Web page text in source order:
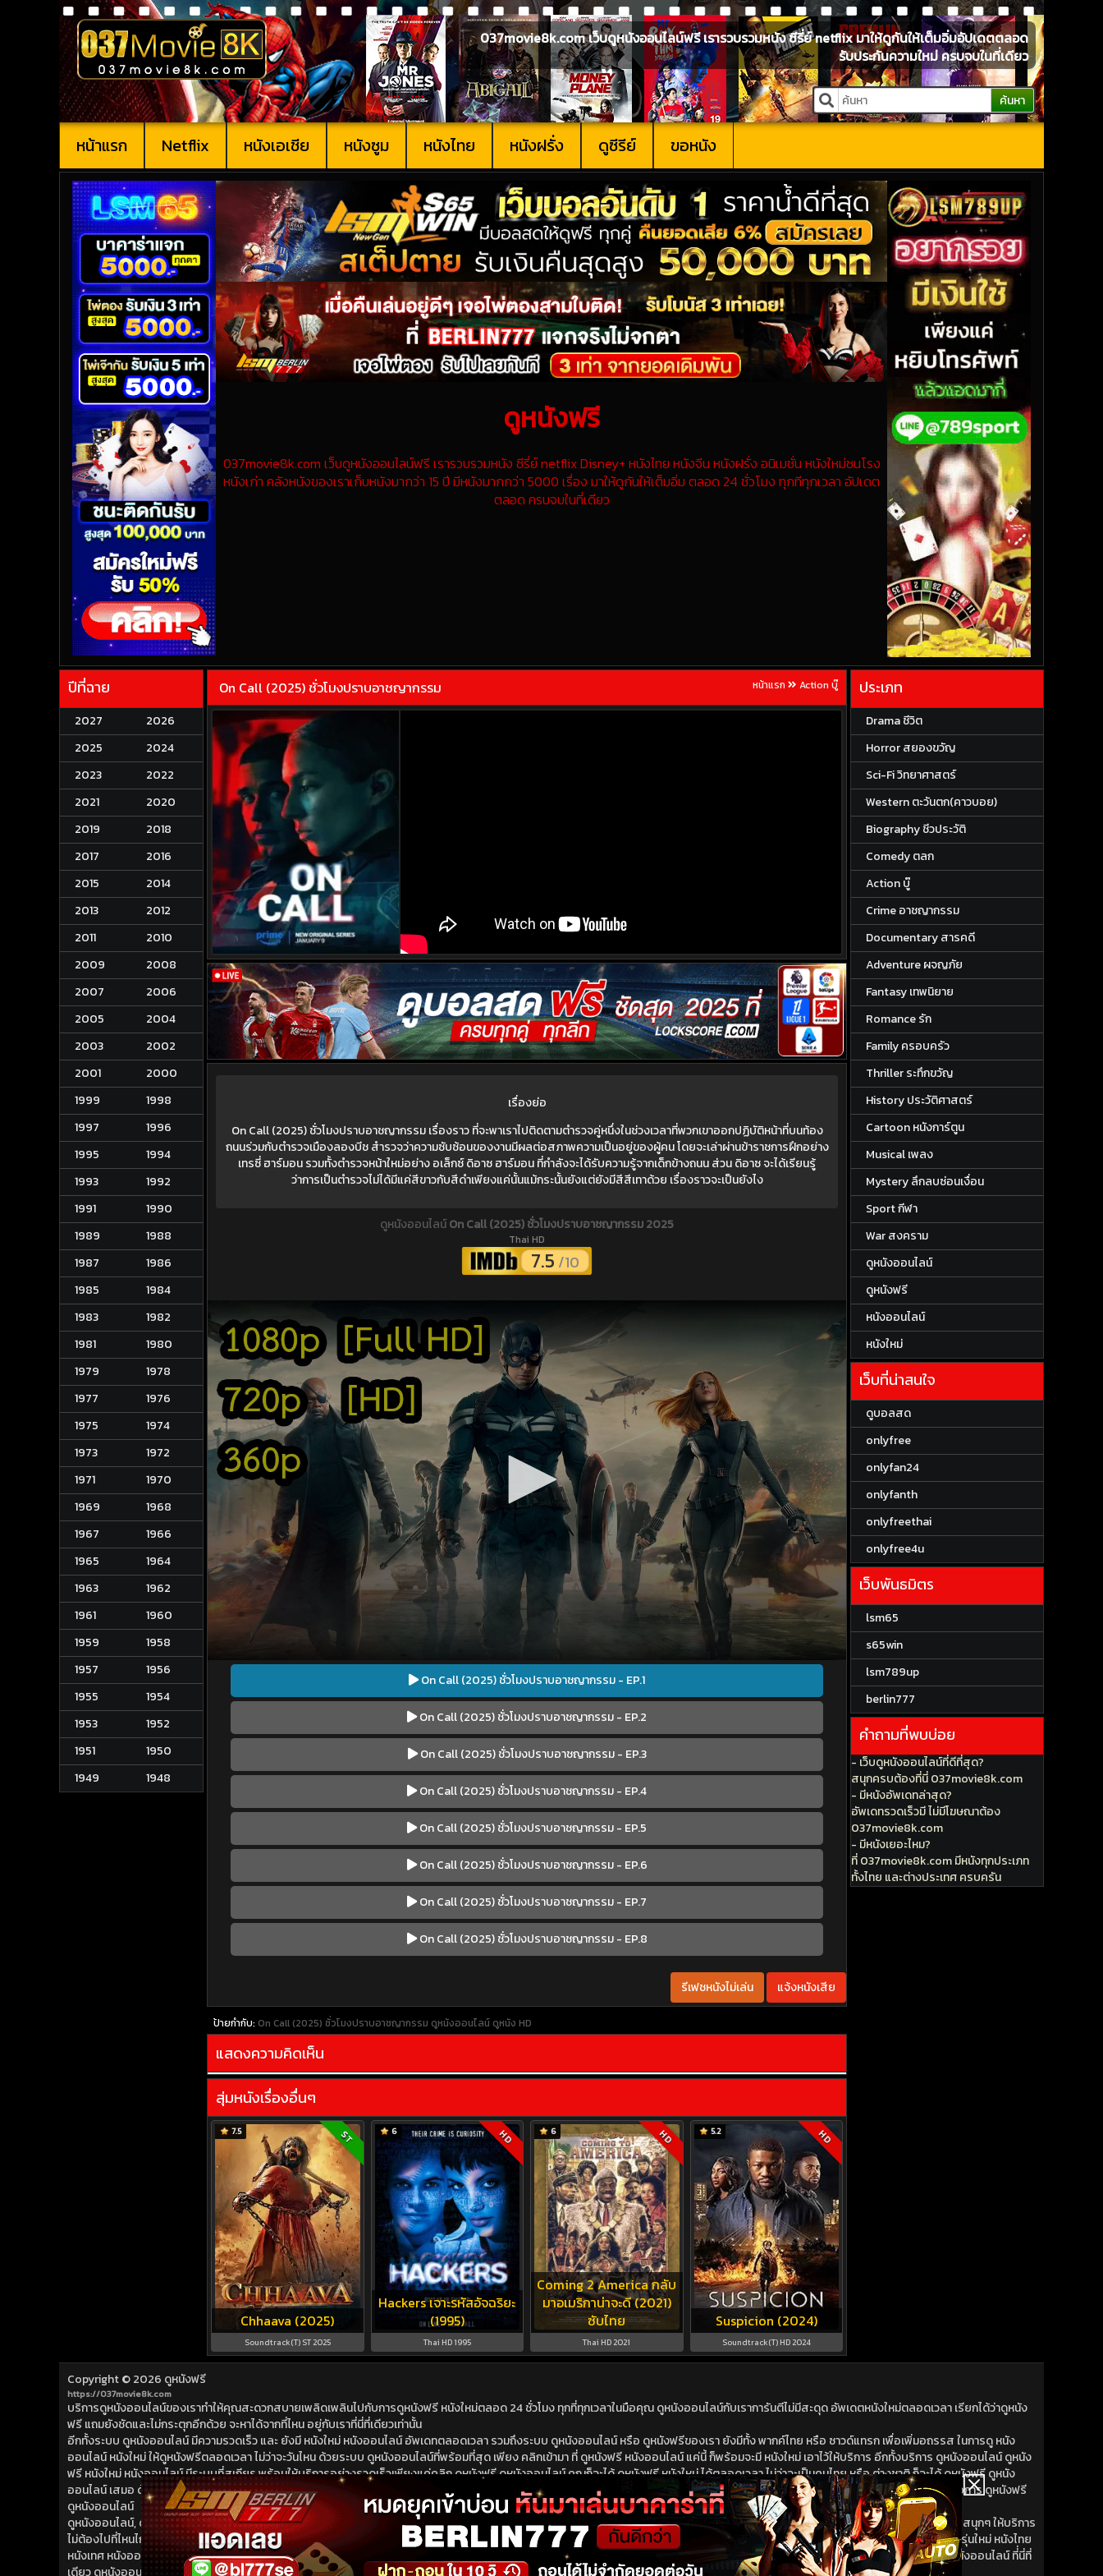
037movie8k.com เว็บดูหนังออนไลน์ฟรี เรารวบรวมหนัง ซีรี่ย์ netflix มาให้ดูกันให้เต็มอิ่มอัปเดตตลอด
รับประกันความใหม่ ครบจบในที่เดียว
ค้นหา
หน้าแรก Netflix หนังเอเชีย หนังซูม หนังไทย หนังฝรั่ง ดูซีรีย์ ขอหนัง
ดูหนังฟรี
037movie8k.com เว็บดูหนังออนไลน์ฟรี เรารวบรวมหนัง ซีรี่ย์ netflix Disney+ หนังไทย หนังจีน หนังฝรั่ง อนิเมชั่น หนังใหม่ชนโรง
หนังเก่า คลังหนังของเราเก็บหนังมากว่า 15 ปี มีหนังมากกว่า 5000 เรื่อง มาให้ดูกันให้เต็มอิ่ม ตลอด 24 ชั่วโมง ทุกทีทุกเวลา อัปเดต
ตลอด ครบจบในที่เดียว
ปีที่ฉาย
2027
2026
2025
2024
2023
2022
2021
2020
2019
2018
2017
2016
2015
2014
2013
2012
2011
2010
2009
2008
2007
2006
2005
2004
2003
2002
2001
2000
1999
1998
1997
1996
1995
1994
1993
1992
1991
1990
1989
1988
1987
1986
1985
1984
1983
1982
1981
1980
1979
1978
1977
1976
1975
1974
1973
1972
1971
1970
1969
1968
1967
1966
1965
1964
1963
1962
1961
1960
1959
1958
1957
1956
1955
1954
1953
1952
1951
1950
1949
1948
On Call (2025) ชั่วโมงปราบอาชญากรรม หน้าแรก Action บู๊
เรื่องย่อ
On Call (2025) ชั่วโมงปราบอาชญากรรม เรื่องราว ที่จะพาเราไปติดตามตำรวจคู่หนึ่งในช่วงเวลาที่พวกเขาออกปฏิบัติหน้าที่บนท้อง
ถนนร่วมกับตำรวจเมืองลองบีช สำรวจว่าความซับซ้อนของงานมีผลต่อสภาพความเป็นอยู่ของผู้คน โดยจะเล่าผ่านข้าราชการฝึกอย่าง
เทรซี่ ฮาร์มอน รวมทั้งตำรวจหน้าใหม่อย่าง อเล็กซ์ ดิอาซ ฮาร์มอน ที่กำลังจะได้รับความรู้จากเด็กข้างถนน ส่วน ดิอาซ จะได้เรียนรู้
ว่าการเป็นตำรวจไม่ได้มีแค่สีขาวกับสีดำเพียงแค่นั้นแม้กระนั้นยังแต่ยังมีสีสีเทาด้วย เรื่องราวจะเป็นยังไง
ดูหนังออนไลน์On Call (2025) ชั่วโมงปราบอาชญากรรม 2025
Thai HD
7.5 /10
On Call (2025) ชั่วโมงปราบอาชญากรรม - EP.1
On Call (2025) ชั่วโมงปราบอาชญากรรม - EP.2
On Call (2025) ชั่วโมงปราบอาชญากรรม - EP.3
On Call (2025) ชั่วโมงปราบอาชญากรรม - EP.4
On Call (2025) ชั่วโมงปราบอาชญากรรม - EP.5
On Call (2025) ชั่วโมงปราบอาชญากรรม - EP.6
On Call (2025) ชั่วโมงปราบอาชญากรรม - EP.7
On Call (2025) ชั่วโมงปราบอาชญากรรม - EP.8
รีเฟชหนังไม่เล่น แจ้งหนังเสีย
ป้ายกำกับ: On Call (2025) ชั่วโมงปราบอาชญากรรม ดูหนังออนไลน์ ดูหนัง HD
แสดงความคิดเห็น
สุ่มหนังเรื่องอื่นๆ
Chhaava (2025)
7.5 ST
Soundtrack(T) ST 2025
Hackers เจาะรหัสอัจฉริยะ
(1995)
6 HD
Thai HD 1995
Coming 2 America กลับ
มาอเมริกาน่าจะดี (2021)
ซับไทย
6 HD
Thai HD 2021
Suspicion (2024)
5.2 HD
Soundtrack(T) HD 2024
ประเภท
Drama ชีวิต
Horror สยองขวัญ
Sci-Fi วิทยาศาสตร์
Western ตะวันตก(คาวบอย)
Biography ชีวประวัติ
Comedy ตลก
Action บู๊
Crime อาชญากรรม
Documentary สารคดี
Adventure ผจญภัย
Fantasy เทพนิยาย
Romance รัก
Family ครอบครัว
Thriller ระทึกขวัญ
History ประวัติศาสตร์
Cartoon หนังการ์ตูน
Musical เพลง
Mystery ลึกลบซ่อนเงื่อน
Sport กีฬา
War สงคราม
ดูหนังออนไลน์
ดูหนังฟรี
หนังออนไลน์
หนังใหม่
เว็บที่น่าสนใจ
ดูบอลสด
onlyfree
onlyfan24
onlyfanth
onlyfreethai
onlyfree4u
เว็บพันธมิตร
lsm65
s65win
lsm789up
berlin777
คำถามที่พบบ่อย
- เว็บดูหนังออนไลน์ที่ดีที่สุด?
สนุกครบต้องที่นี่ 037movie8k.com
- มีหนังอัพเดทล่าสุด?
อัพเดทรวดเร็วมี ไม่มีโฆษณาต้อง
037movie8k.com
- มีหนังเยอะไหม?
ที่ 037movie8k.com มีหนังทุกประเภท
ทั้งไทย และต่างประเทศ ครบครัน
Copyright © 2026 ดูหนังฟรี
https://037movie8k.com
บริการดูหนังออนไลน์ของเราทำให้คุณสะดวกสบายเพลิดเพลินไปกับการดูหนังฟรี หนังใหม่ตลอด 24 ชั่วโมง ทุกที่ทุกเวลาในมือคุณ ดูหนังออนไลน์กับเราการันตีไม่มีสะดุด อัพเดตหนังใหม่ตลอดเวลา เรียกได้ว่าดูหนัง
ฟรี แถมยังชัดและไม่กระตุกอีกด้วย จะหาได้จากที่ไหน อยู่กับเราที่นี่ที่เดียวเท่านั้น
อีกทั้งระบบ ดูหนังออนไลน์ มีความรวดเร็ว และ ยังมี หนังใหม่ หนังออนไลน์ อัพเดทตลอดเวลา รวมถึงระบบ ดูหนังออนไลน์ หรือ ดูหนังฟรีของเรา ยังมีทั้ง พากค์ไทย หรือ ซาวด์แทรก เพื่อเพิ่มอถรรส ในการดู หนัง
ออนไลน์ หนังใหม่ ให้ดูหนังฟรีตลอดเวลา ไม่ว่าจะวันไหน ด้วยระบบ ดูหนังออนไลน์ที่พร้อมที่สุด เพียง คลิกเข้ามา ที่ ดูหนังฟรี หนังออนไลน์ แค่นี้ ก็พร้อมจะมี หนังใหม่ เอาไว้ให้บริการ อีกทั้งบริการ ดูหนังออนไลน์ ดูหนัง
ฟรี หนังใหม่ หนังออนไลน์ มีระบบที่สเถียร พร้อมให้บริการอย่างรวดเร็วเพียงแค่คลิก ดูหนังฟรี ดูหนังออนไลน์ คุณก็จะได้ ดูหนังฟรี หนังใหม่ ได้ตลอดเวลา ไม่ว่าจะเป็นคนไทย หรือ ต่างชาติ ก็จะได้ ดูหนังฟรี ดูหนัง
ออนไลน์ เสมอ ด้วย หนังใหม่ ที่เราเพิ่มเข้ามาอย่างต่อเนื่อง ดูหนังฟรี ดูหนังออนไลน์ ไม่ต้องไปหาไหนไกล หนังใหม่ หนังออนไลน์ มาใหม่ชนโรง หรือ หนังใหม่ เพิ่งออก หนังออนไลน์ เราก็พร้อมจะน้าเสนอการ ดูหนังฟรี
ดูหนังออนไลน์
ดูหนังออนไลน์, ดูหนังฟรี, หนังออนไลน์, หนังใหม่ ดูชัดก่อนใคร ดูหนังออนไลน์ ดูหนังฟรี หนังออนไลน์ พร้อม หนังใหม่ ที่สามารถดูได้ 24 ชั่วโมง อัพเดทรวดเร็ว ทั้งหนังเก่า หนังใหม่ พร้อม หนังออนไลน์ สนุกๆ ให้บริการ
ไม่ต้องไปที่ไหนไกล ที่นี่ที่เดียว ดูหนังฟรี ดูหนังออนไลน์ สดใหม่ ไม่ซ้ำใคร รวดเร็วทันใจไม่มี โฆษณามาคั่นให้เสียอารมณ์ ดูหนังฟรี ที่นี่มี หนังออนไลน์ พร้อมให้ดู และ หนังใหม่ ที่ดู หนังออนไลน์ สำหรับคนรุ่นใหม่ หนังไทย
หนังเทศ หนังออนไลน์ ที่สามารถ ดูหนังฟรี ดูหนังออนไลน์ ได้จากระบบมือถือ และ หนังใหม่ ดูหนังออนไลน์ ได้จากทุกที่มีมีวันหยุด หนังออนไลน์ ที่ดีที่สุดของไทย หนังออนไลน์ ที่ไม่แพ้เวปไหนๆ มาที่นี่ ดูหนังออนไลน์ ที่่นี่ที่
เดียว ดูหนังออนไลน์ ไม่มีวันหมด